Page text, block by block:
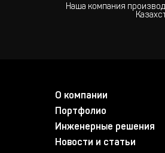
Наша компания
О компании
Портфолио
Инженерные решения
Новости и статьи